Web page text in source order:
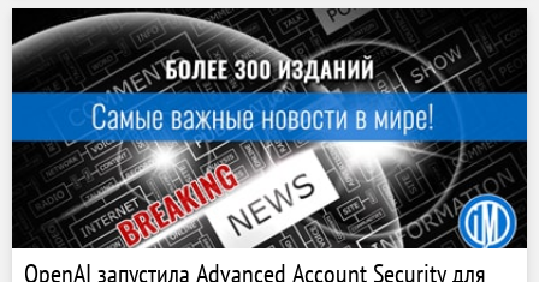
OpenAI запустила Advanced Account Security для